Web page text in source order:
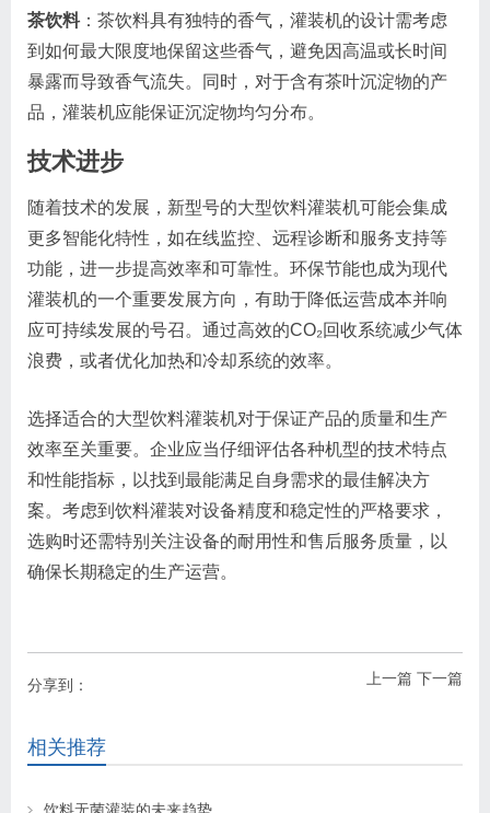
茶饮料：茶饮料具有独特的香气，灌装机的设计需考虑
到如何最大限度地保留这些香气，避免因高温或长时间
暴露而导致香气流失。同时，对于含有茶叶沉淀物的产
品，灌装机应能保证沉淀物均匀分布。
技术进步
随着技术的发展，新型号的大型饮料灌装机可能会集成
更多智能化特性，如在线监控、远程诊断和服务支持等
功能，进一步提高效率和可靠性。环保节能也成为现代
灌装机的一个重要发展方向，有助于降低运营成本并响
应可持续发展的号召。通过高效的CO₂回收系统减少气体
浪费，或者优化加热和冷却系统的效率。
选择适合的大型饮料灌装机对于保证产品的质量和生产
效率至关重要。企业应当仔细评估各种机型的技术特点
和性能指标，以找到最能满足自身需求的最佳解决方
案。考虑到饮料灌装对设备精度和稳定性的严格要求，
选购时还需特别关注设备的耐用性和售后服务质量，以
确保长期稳定的生产运营。
上一篇 下一篇
分享到：
相关推荐
饮料无菌灌装的未来趋势